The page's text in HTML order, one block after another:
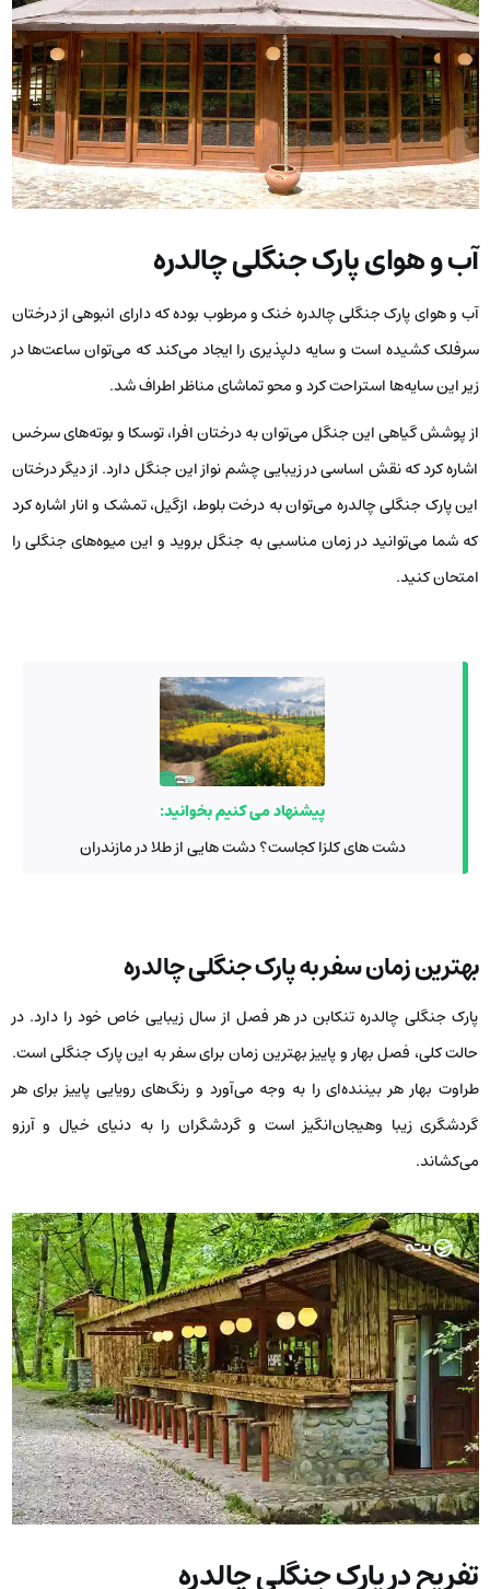
آب‌ و هوای پارک جنگلی چالدره
آب و هوای پارک جنگلی چالدره خنک و مرطوب بوده که دارای انبوهی از درختان
سرفلک کشیده است و سایه دلپذیری را ایجاد می‌کند که می‌توان ساعت‌ها در
زیر این سایه‌ها استراحت کرد و محو تماشای مناظر اطراف شد.
از پوشش گیاهی این جنگل می‌توان به درختان افرا، توسکا و بوته‌های سرخس
اشاره کرد که نقش اساسی در زیبایی چشم نواز این جنگل دارد. از دیگر درختان
این پارک جنگلی چالدره می‌توان به درخت بلوط، ازگیل، تمشک و انار اشاره کرد
که شما می‌توانید در زمان مناسبی به جنگل بروید و این میوه‌های جنگلی را
امتحان کنید.
پیشنهاد می کنیم بخوانید:
دشت های کلزا کجاست؟ دشت هایی از طلا در مازندران
بهترین زمان سفر به پارک جنگلی چالدره
پارک جنگلی چالدره تنکابن در هر فصل از سال زیبایی خاص خود را دارد. در
حالت کلی، فصل بهار و پاییز بهترین زمان برای سفر به این پارک جنگلی است.
طراوت بهار هر بیننده‌ای را به وجه می‌آورد و رنگ‌های رویایی پاییز برای هر
گردشگری زیبا وهیجان‌انگیز است و گردشگران را به دنیای خیال و آرزو
می‌کشاند.
تفریح در پارک جنگلی چالدره